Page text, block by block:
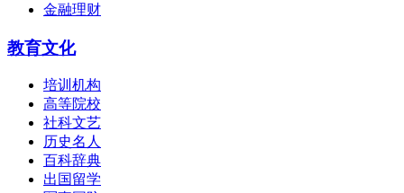
金融理财
教育文化
培训机构
高等院校
社科文艺
历史名人
百科辞典
出国留学